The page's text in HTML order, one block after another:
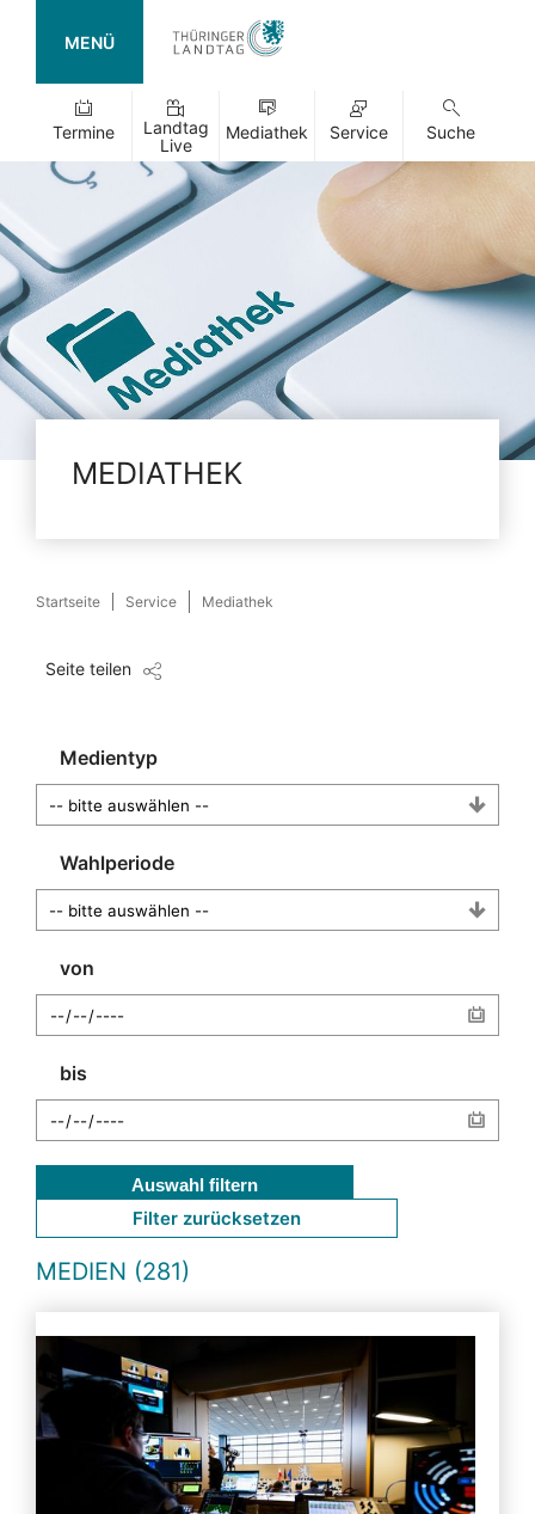
MENÜ
Termine
Landtag
Live
Mediathek Service Suche
MEDIATHEK
Startseite Service Mediathek
Seite teilen
Medientyp
Wahlperiode
von
bis
Auswahl filtern
Filter zurücksetzen
MEDIEN (281)